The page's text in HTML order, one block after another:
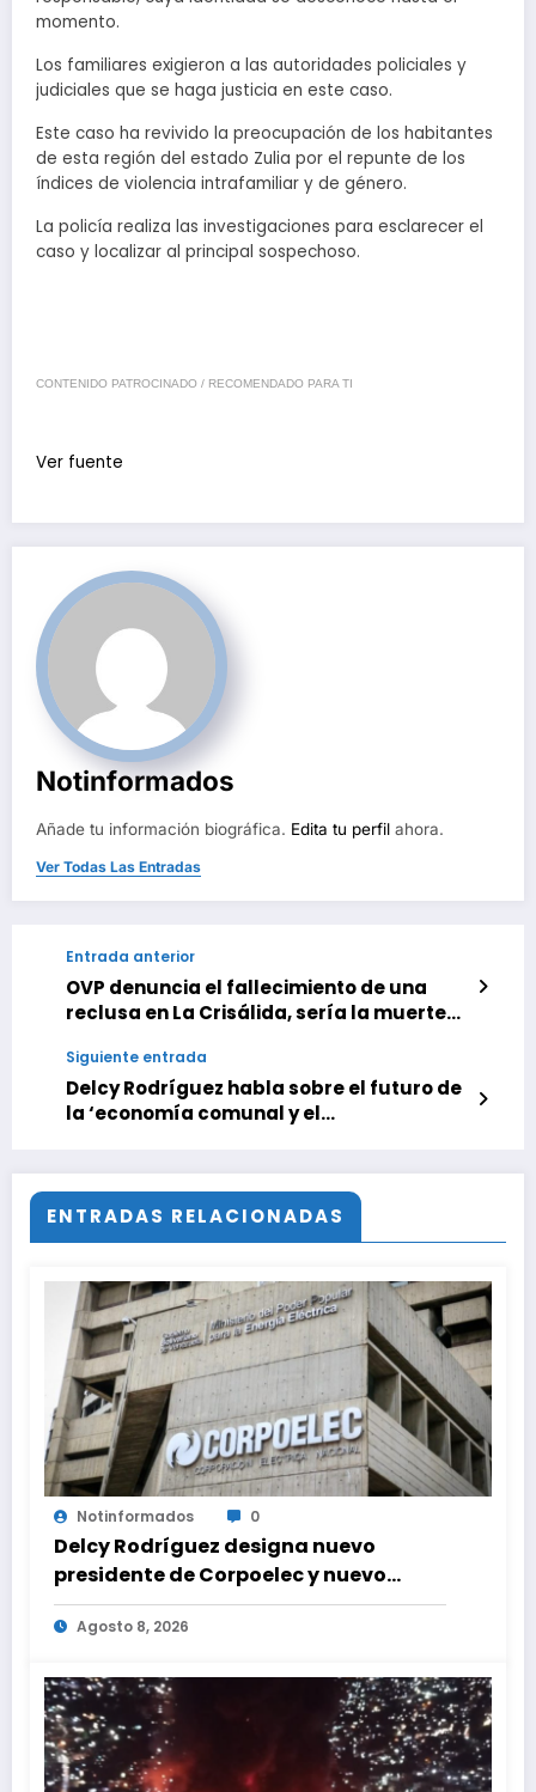
momento.
Los familiares exigieron a las autoridades policiales y
judiciales que se haga justicia en este caso.
Este caso ha revivido la preocupación de los habitantes
de esta región del estado Zulia por el repunte de los
índices de violencia intrafamiliar y de género.
La policía realiza las investigaciones para esclarecer el
caso y localizar al principal sospechoso.
CONTENIDO PATROCINADO / RECOMENDADO PARA TI
Ver fuente
Notinformados
Añade tu información biográfica. Edita tu perfil ahora.
Ver Todas Las Entradas
Entrada anterior
OVP denuncia el fallecimiento de una
reclusa en La Crisálida, sería la muerte
Siguiente entrada
Delcy Rodríguez habla sobre el futuro de
la ‘economía comunal y el
ENTRADAS RELACIONADAS
Notinformados 0
Delcy Rodríguez designa nuevo
presidente de Corpoelec y nuevo
viceministro de Servicios Eléctricos
Agosto 8, 2026